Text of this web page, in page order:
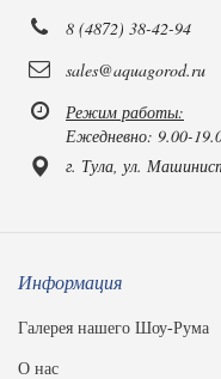
8 (4872) 38-42-94
sales@aquagorod.ru
Режим работы:
Ежедневно: 9.00-
г. Тула, ул.
Информация
Галерея нашего Шоу-Рума
О нас